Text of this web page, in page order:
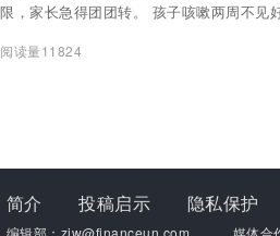
限，家长急得团团转。 孩子咳嗽两周不见
生素不敢乱用。 这不是个别家庭的遭遇。这
阅读量11824
简介 投稿启示 隐私保护
编辑部：zjw@financeun.com 媒体合